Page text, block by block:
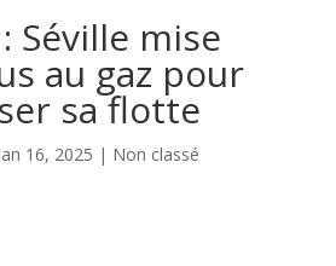
Séville mise
au gaz pour
sa flotte
16, 2025 | Non classé